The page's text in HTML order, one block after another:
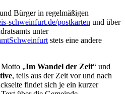
Bürger in regelmäßigen
schweinfurt.de/postkarten und über
unter
stets eine andere
Motto „Im Wandel der Zeit“ und
, teils aus der Zeit vor und nach
findet sich je ein kurzer